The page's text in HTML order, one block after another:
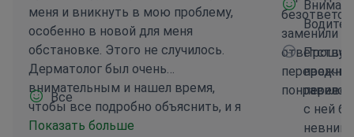
меня и вникнуть в мою проблему,
особенно в новой для меня
обстановке. Этого не случилось.
Дерматолог был очень
внимательным и нашел время,
чтобы все подробно объяснить, и я
почувствовала, что меня
Все
Показать больше
заменили и
Прошу
с ней